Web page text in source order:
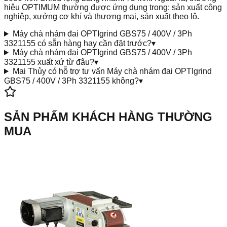
hiệu OPTIMUM thường được ứng dụng trong: sản xuất công
nghiệp, xưởng cơ khí và thương mại, sản xuất theo lô.
Máy chà nhám đai OPTIgrind GBS75 / 400V / 3Ph
3321155 có sẵn hàng hay cần đặt trước?▾
Máy chà nhám đai OPTIgrind GBS75 / 400V / 3Ph
3321155 xuất xứ từ đâu?▾
Mai Thủy có hỗ trợ tư vấn Máy chà nhám đai OPTIgrind
GBS75 / 400V / 3Ph 3321155 không?▾
SẢN PHẨM KHÁCH HÀNG THƯỜNG
MUA